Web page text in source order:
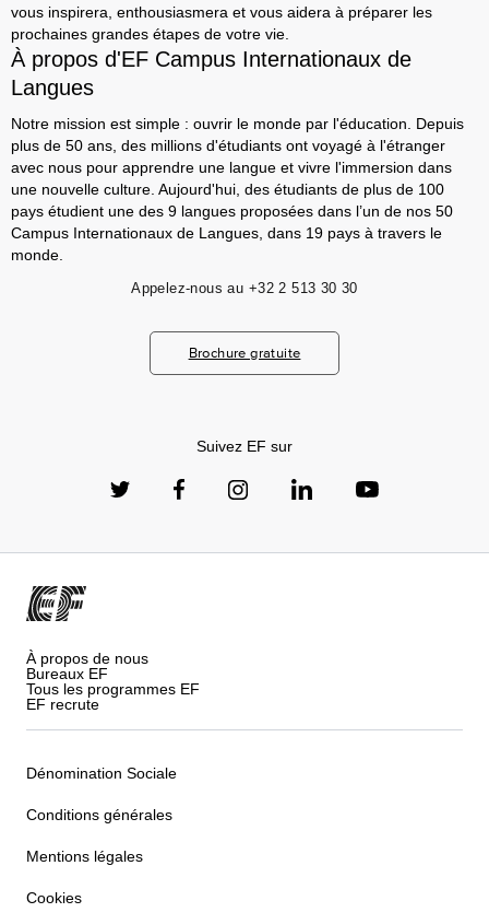
vous inspirera, enthousiasmera et vous aidera à préparer les
prochaines grandes étapes de votre vie.
À propos d'EF Campus Internationaux de
Langues
Notre mission est simple : ouvrir le monde par l'éducation. Depuis
plus de 50 ans, des millions d'étudiants ont voyagé à l'étranger
avec nous pour apprendre une langue et vivre l'immersion dans
une nouvelle culture. Aujourd'hui, des étudiants de plus de 100
pays étudient une des 9 langues proposées dans l’un de nos 50
Campus Internationaux de Langues, dans 19 pays à travers le
monde.
Appelez-nous au +32 2 513 30 30
Brochure gratuite
Suivez EF sur
À propos de nous
Bureaux EF
Tous les programmes EF
EF recrute
Dénomination Sociale
Conditions générales
Mentions légales
Cookies